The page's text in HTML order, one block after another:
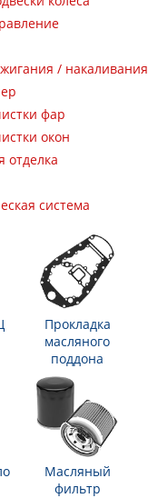
/ накаливания
фар
окон
отделка
система
Прокладка
масляного
поддона
Масляный
фильтр